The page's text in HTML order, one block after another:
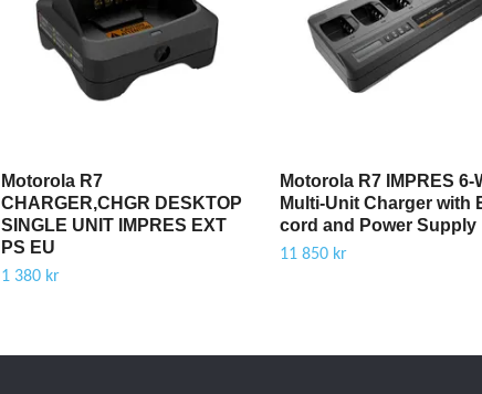
Motorola R7
CHARGER,CHGR DESKTOP
SINGLE UNIT IMPRES EXT
PS EU
1 380 kr
Motorola R7 IMPRES 6-
Multi-Unit Charger with
cord and Power Supply
11 850 kr